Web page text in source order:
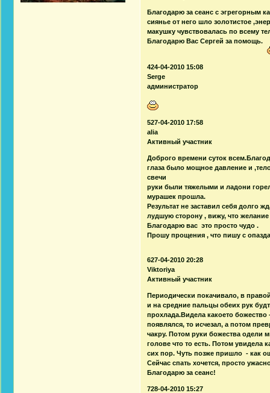
Благодарю за сеанс с эгрегорным
сиянье от него шло золотистое
макушку чувствовалась по всему
Благодарю Вас Сергей за помощь.
424-04-2010 15:08
Serge
администратор
527-04-2010 17:58
alia
Активный участник
Доброго времени суток
глаза было мощное давление и
свечи
руки были тяжелыми и ладони
мурашек прошла.
Результат не заставил себя долго
лудшую сторону , вижу, что
Благодарю вас это просто чудо .
Прошу прощения , что пишу с
627-04-2010 20:28
Viktoriya
Активный участник
Периодически покачивало, в
и на средние пальцы обеих рук
прохлада.Видела какоето божество
появлялся, то исчезал, а потом
чакру. Потом руки божества одели
голове что то есть. Потом увидела
сих пор. Чуть позже пришло - как
Сейчас спать хочется, просто
Благодарю за сеанс!
728-04-2010 15:27